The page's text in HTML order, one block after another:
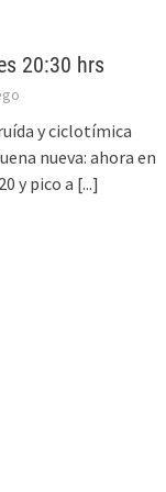
20:30 hrs
y ciclotímica
nueva: ahora en
y pico a [...]